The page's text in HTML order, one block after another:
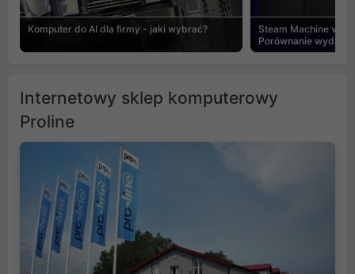
Komputer do AI dla firmy - jaki wybrać?
Steam Machine vs
Porównanie
Internetowy sklep komputerowy
Proline